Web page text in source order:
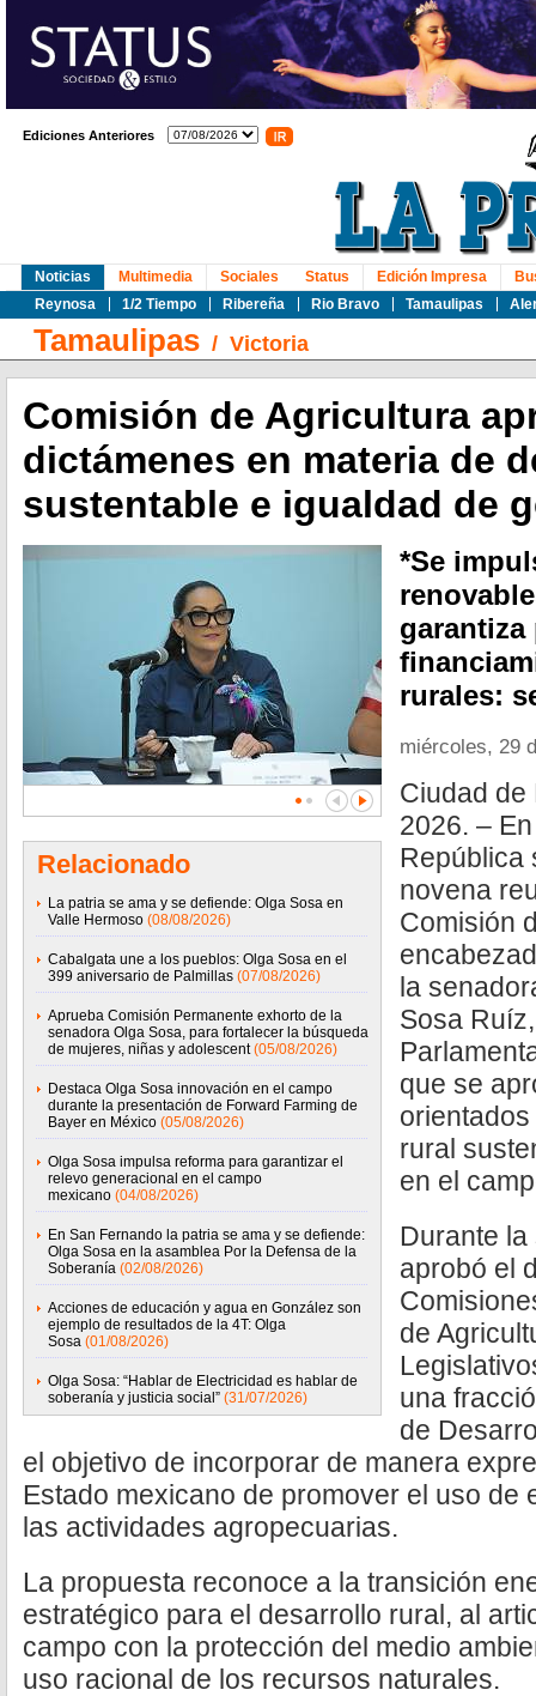
Ediciones Anteriores
Noticias
Reynosa
1/2 Tiempo Ribereña Rio Bravo Tamaulipas
Multimedia Sociales Status Edición Impresa
Tamaulipas / Victoria
Comisión de Agricultura
dictámenes en materia de
sustentable e igualdad de
Relacionado
La patria se ama y se defiende: Olga Sosa en
Valle Hermoso (08/08/2026)
Cabalgata une a los pueblos: Olga Sosa en el
399 aniversario de Palmillas (07/08/2026)
Aprueba Comisión Permanente exhorto de la
senadora Olga Sosa, para fortalecer la búsqueda
de mujeres, niñas y adolescent (05/08/2026)
Destaca Olga Sosa innovación en el campo
durante la presentación de Forward Farming de
Bayer en México (05/08/2026)
Olga Sosa impulsa reforma para garantizar el
relevo generacional en el campo
mexicano (04/08/2026)
En San Fernando la patria se ama y se defiende:
Olga Sosa en la asamblea Por la Defensa de la
Soberanía (02/08/2026)
Acciones de educación y agua en González son
ejemplo de resultados de la 4T: Olga
Sosa (01/08/2026)
Olga Sosa: “Hablar de Electricidad es hablar de
soberanía y justicia social” (31/07/2026)
*Se
garantiza
rurales:
miércoles, 29
Ciudad de
2026. –
República
novena
Comisión
la
Sosa
que se
rural
en el
Durante
aprobó el
de
una
de
el objetivo de incorporar de manera
Estado mexicano de promover el uso de
las actividades agropecuarias.
La propuesta reconoce a la transición
estratégico para el desarrollo rural, al
campo con la protección del medio
uso racional de los recursos naturales.